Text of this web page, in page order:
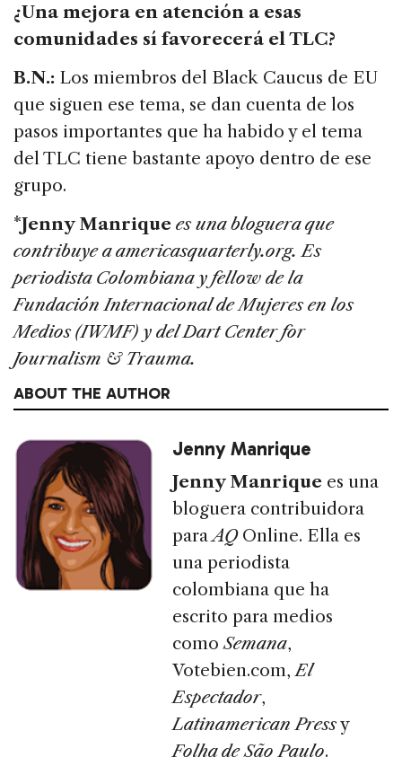
¿Una mejora en atención a esas
comunidades sí favorecerá el TLC?
B.N.: Los miembros del Black Caucus de EU
que siguen ese tema, se dan cuenta de los
pasos importantes que ha habido y el tema
del TLC tiene bastante apoyo dentro de ese
grupo.
*Jenny Manrique es una bloguera que
contribuye a americasquarterly.org. Es
periodista Colombiana y fellow de la
Fundación Internacional de Mujeres en los
Medios (IWMF) y del Dart Center for
Journalism & Trauma.
ABOUT THE AUTHOR
Jenny Manrique
Jenny Manrique es una
bloguera contribuidora
paraAQ Online. Ella es
una periodista
colombiana que ha
escrito para medios
comoSemana,
Votebien.com, El
Espectador,
Latinamerican Pressy
Folha de São Paulo.